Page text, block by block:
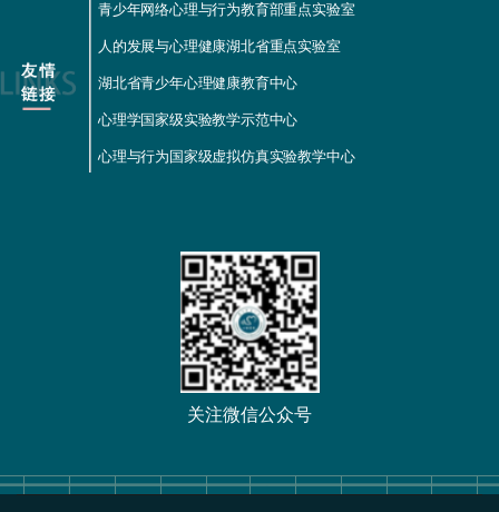
青少年网络心理与行为教育部重点实验室
人的发展与心理健康湖北省重点实验室
湖北省青少年心理健康教育中心
心理学国家级实验教学示范中心
心理与行为国家级虚拟仿真实验教学中心
关注微信公众号